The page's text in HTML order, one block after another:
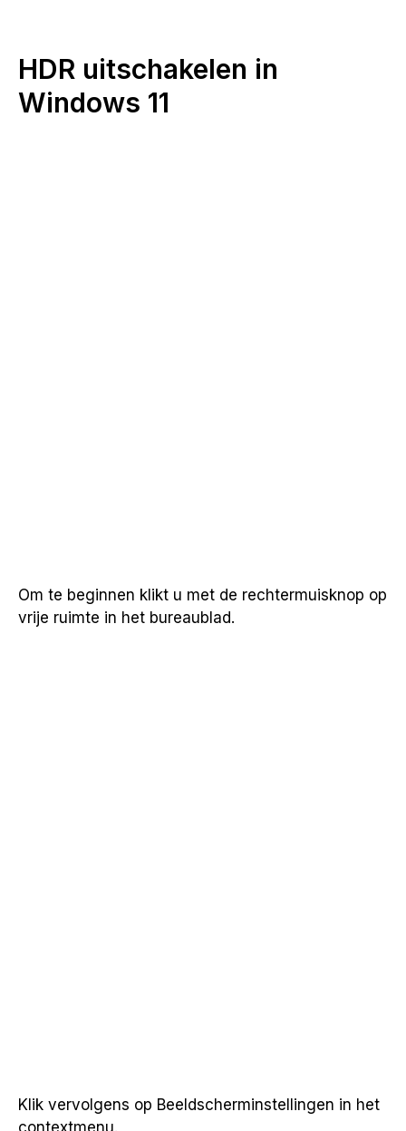
HDR uitschakelen in
Windows 11
Om te beginnen klikt u met de rechtermuisknop op
vrije ruimte in het bureaublad.
Klik vervolgens op Beeldscherminstellingen in het
contextmenu.